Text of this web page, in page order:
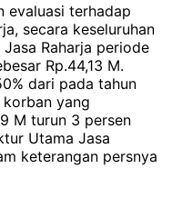
evaluasi terhadap
secara keseluruhan
Raharja periode
Rp.44,13 M.
dari pada tahun
korban yang
M turun 3 persen
Utama Jasa
keterangan persnya